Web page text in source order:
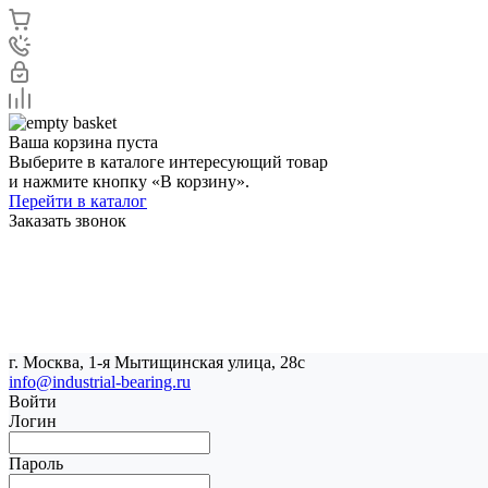
Ваша корзина пуста
Выберите в каталоге интересующий товар
и нажмите кнопку «В корзину».
Перейти в каталог
Заказать звонок
г. Москва, 1-я Мытищинская улица, 28с
info@industrial-bearing.ru
Войти
Логин
Пароль